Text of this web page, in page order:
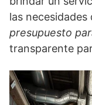
las
presupuesto
transparente